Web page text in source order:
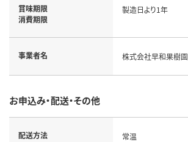
賞味期限
消費期限
製造日より1年
事業者名 株式会社早和果樹園
お申込み・配送・その他
配送方法 常温